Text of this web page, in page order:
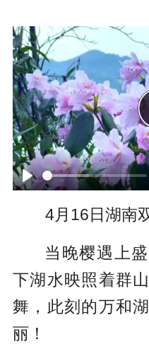
P
y
4月16日湖南
当晚樱遇上
下湖水映照着群
舞，此刻的万和
丽！